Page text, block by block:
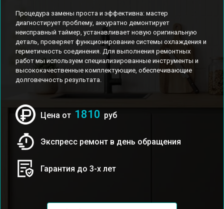
Процедура замены проста и эффективна: мастер
диагностирует проблему, аккуратно демонтирует
неисправный таймер, устанавливает новую оригинальную
деталь, проверяет функционирование системы охлаждения и
герметичность соединения. Для выполнения ремонтных
работ мы используем специализированные инструменты и
высококачественные комплектующие, обеспечивающие
долговечность результата.
Цена от 1810 руб
Экспресс ремонт в день обращения
Гарантия до 3-х лет